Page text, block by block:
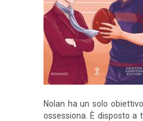
Nolan ha un solo
ossessiona. È disposto